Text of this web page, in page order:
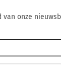
van onze